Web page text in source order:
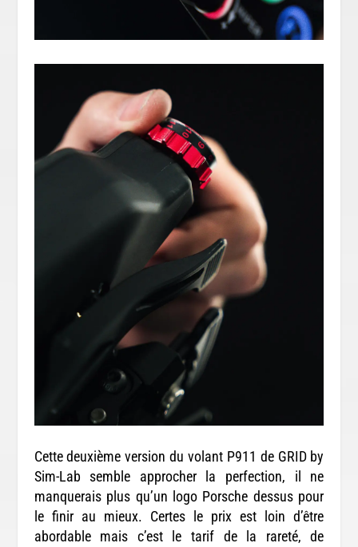
Cette deuxième version du volant P911 de GRID by
Sim-Lab semble approcher la perfection, il ne
manquerais plus qu’un logo Porsche dessus pour
le finir au mieux. Certes le prix est loin d’être
abordable mais c’est le tarif de la rareté, de